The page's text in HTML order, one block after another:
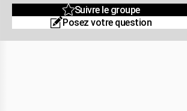
Suivre le groupe
Posez votre question